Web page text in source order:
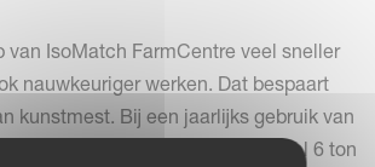
van IsoMatch FarmCentre veel sneller
nauwkeuriger werken. Dat bespaart
kunstmest. Bij een jaarlijks gebruik van
kunstmest hebben we nu dus al 6 ton